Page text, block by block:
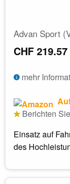
Advan Sport
CHF 219.57
mehr
Berichten
Einsatz auf
des